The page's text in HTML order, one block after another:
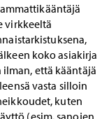
virkkeeltä
koko asiakirja
että kääntäjä
vasta silloin
kuten
(esim. sanojen